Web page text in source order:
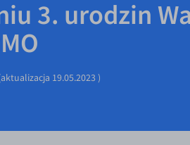
3. urodzin
19.05.2023 )